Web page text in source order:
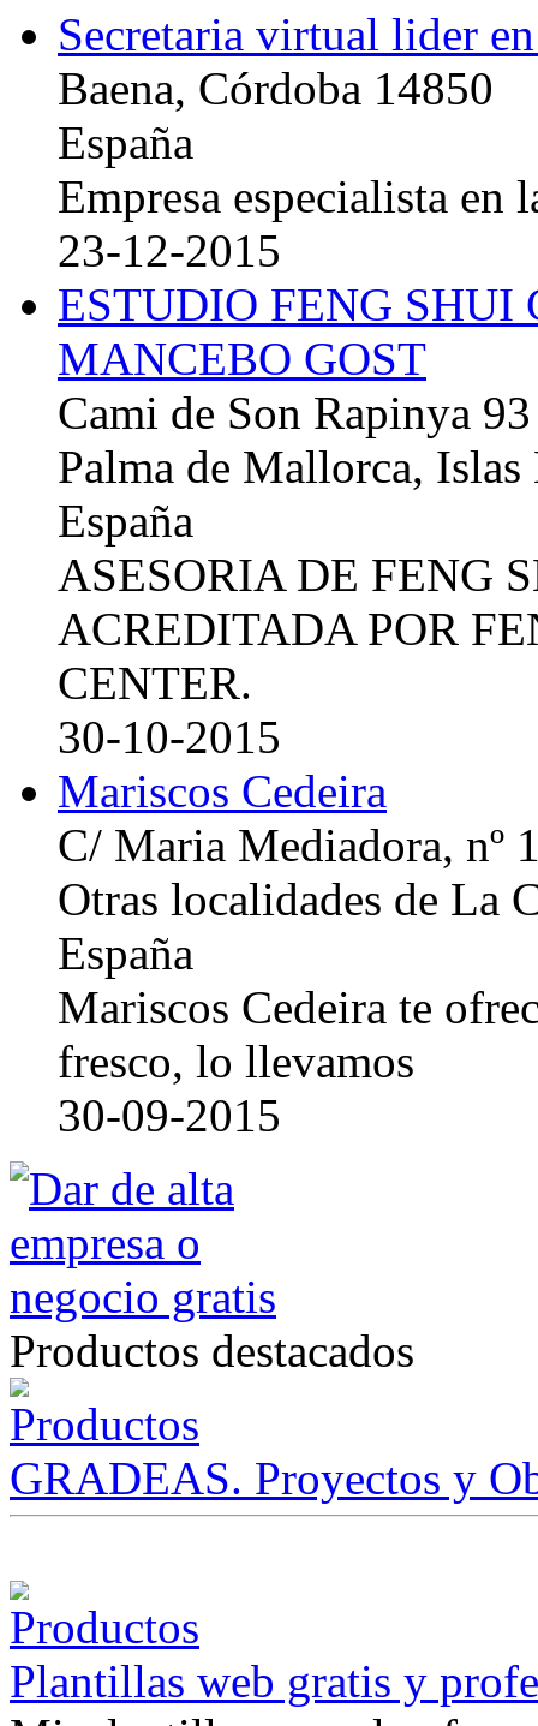
Secretaria virtual lider
Baena, Córdoba 14850
España
Empresa especialista en
23-12-2015
ESTUDIO FENG
MANCEBO GOST
Cami de Son Rapinya 93
Palma de Mallorca, Islas
España
ASESORIA DE FENG
ACREDITADA POR
CENTER.
30-10-2015
Mariscos Cedeira
C/ Maria Mediadora, nº
Otras localidades de La
España
Mariscos Cedeira te
fresco, lo llevamos
30-09-2015
Productos destacados
GRADEAS. Proyectos y
Plantillas web gratis y